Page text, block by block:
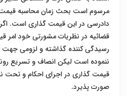
مرسوم است بحث زمان محاسبه قیمت
دادرسی در این قیمت گذاری است.
قضائیه در نظریات مشورتی خود امر
رسیدگی کننده گذاشته و لزومی جهت
ننموده است لیکن انصاف و تسریع
قیمت گذاری در اجرای احکام و تحت
صورت پذیرد.